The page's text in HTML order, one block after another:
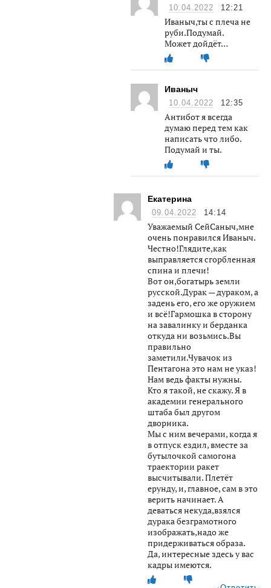
10.04.2022 12:21
Иваныч,ты с плеча не
руби.Подумай.
Может дойдёт…
Иваныч
10.04.2022 12:35
Антибот я всегда
думаю перед тем как
написать что либо.
Подумай и ты.
Екатерина
09.04.2022 14:14
Уважаемый СейСаныч,мне
очень понравился Иваныч.
Честно!Глядите,как
выправляется сгорбленная
спина и плечи!
Вот он,богатырь земли
русской.Дурак — дураком, а
задень его, его же оружием
и всё!Гармошка в сторону
на завалинку и берданка
откуда ни возьмись.Вы
правильно
заметили.Чувачок из
Пентагона это нам не указ!
Нам ведь факты нужны.
Кто я такой, не скажу. Я в
академии генерального
штаба был другом
дворника.
Мы с ним вечерами, когда я
в отпуск ездил, вместе за
бутылочкой самогона
траектории ракет
высчитывали. Плетёт
ерунду, и, главное, сам в это
верить начинает. А
деваться некуда,взялся
дурака безграмотного
изображать,надо же
придерживаться образа.
Да, интересные здесь у вас
кадры имеются.